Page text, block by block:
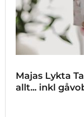
Majas Lykta
allt... inkl